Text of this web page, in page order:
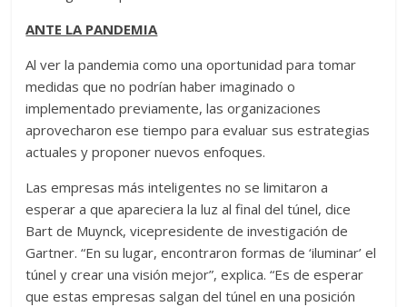
ANTE LA PANDEMIA
Al ver la pandemia como una oportunidad para tomar
medidas que no podrían haber imaginado o
implementado previamente, las organizaciones
aprovecharon ese tiempo para evaluar sus estrategias
actuales y proponer nuevos enfoques.
Las empresas más inteligentes no se limitaron a
esperar a que apareciera la luz al final del túnel, dice
Bart de Muynck, vicepresidente de investigación de
Gartner. “En su lugar, encontraron formas de ‘iluminar’ el
túnel y crear una visión mejor”, explica. “Es de esperar
que estas empresas salgan del túnel en una posición